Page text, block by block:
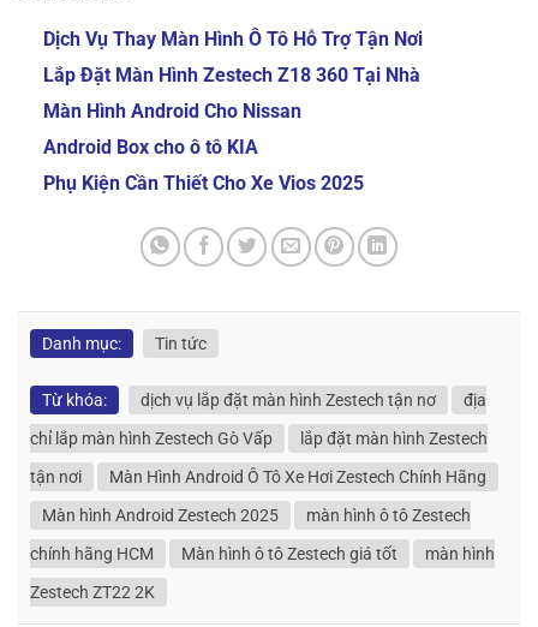
Dịch Vụ Thay Màn Hình Ô Tô Hỗ Trợ Tận Nơi
Lắp Đặt Màn Hình Zestech Z18 360 Tại Nhà
Màn Hình Android Cho Nissan
Android Box cho ô tô KIA
Phụ Kiện Cần Thiết Cho Xe Vios 2025
Danh mục: Tin tức
Từ khóa: dịch vụ lắp đặt màn hình Zestech tận nơ
địa
chỉ lắp màn hình Zestech Gò Vấp
lắp đặt màn hình Zestech
tận nơi
Màn Hình Android Ô Tô Xe Hơi Zestech Chính Hãng
Màn hình Android Zestech 2025
màn hình ô tô Zestech
chính hãng HCM
Màn hình ô tô Zestech giá tốt
màn hình
Zestech ZT22 2K